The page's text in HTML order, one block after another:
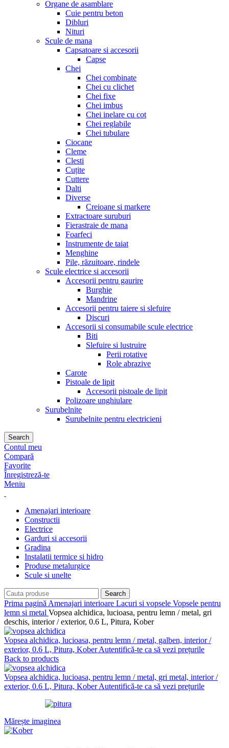
Organe de asamblare
Cuie pentru beton
Dibluri
Nituri
Scule de mana
Capsatoare si accesorii
Capse
Chei
Chei combinate
Chei cu clichet
Chei fixe
Chei imbus
Chei inelare cu cot
Chei reglabile
Chei tubulare
Ciocane
Cleme
Clesti
Cuțite
Cuttere
Dalti
Diverse
Creioane si markere
Extractoare suruburi
Fierastraie de mana
Foarfeci
Instrumente de taiat
Menghine
Pile, răzuitoare, rindele
Scule electrice si accesorii
Accesorii pentru gaurire
Burghie
Mandrine
Accesorii pentru taiere si slefuire
Discuri
Accesorii si consumabile scule electrice
Biti
Slefuire si lustruire
Perii rotative
Role abrazive
Carote
Pistoale de lipit
Accesorii pistoale de lipit
Polizoare unghiulare
Surubelnite
Surubelnite pentru electricieni
Search
Contul meu
Compară
Favorite
Înregistreză-te
Meniu
Amenajari interioare
Constructii
Electrice
Garduri si accesorii
Gradina
Instalatii termice si hidro
Produse metalurgice
Scule si unelte
Search
Prima pagină Amenajari interioare Lacuri si vopsele Vopsele pentru
lemn si metal Vopsea alchidica, lucioasa, pentru lemn / metal, gri
deschis, interior / exterior, 0.6 L, Pitura, Kober
Vopsea alchidica, lucioasa, pentru lemn / metal, galben, interior /
exterior, 0.6 L, Pitura, KoberAutentifică-te ca să vezi prețurile
Back to products
Vopsea alchidica, lucioasa, pentru lemn / metal, gri metal, interior /
exterior, 0.6 L, Pitura, KoberAutentifică-te ca să vezi prețurile
Mărește imaginea